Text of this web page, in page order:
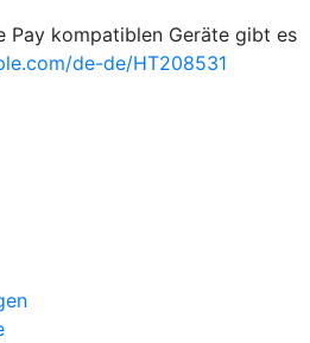
Pay kompatiblen Geräte gibt es
de-de/HT208531